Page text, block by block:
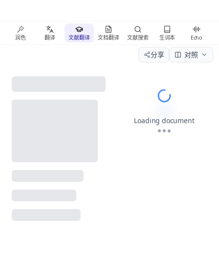
润色 翻译 文献翻译 文档翻译 文献搜索 生词本 Echo
分享 对照
Loading document
Please wait